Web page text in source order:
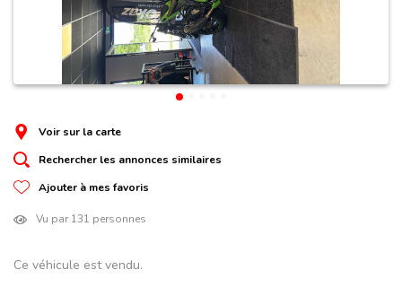
Voir sur la carte
Rechercher les annonces similaires
Ajouter à mes favoris
Vu par 131 personnes
Ce véhicule est vendu.